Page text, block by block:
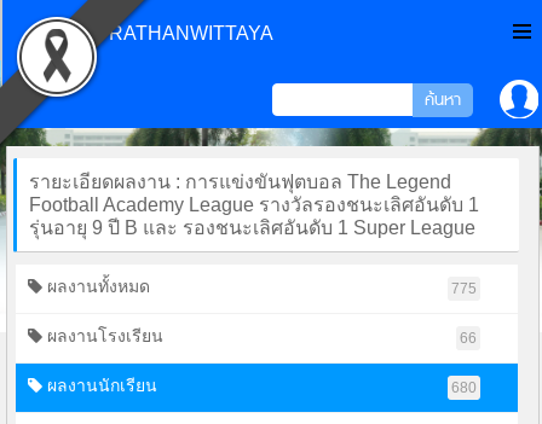
CHONPRATHANWITTAYA
รายะเอียดผลงาน : การแข่งขันฟุตบอล The Legend
Football Academy League รางวัลรองชนะเลิศอันดับ 1
รุ่นอายุ 9 ปี B และ รองชนะเลิศอันดับ 1 Super League
ผลงานทั้งหมด 775
ผลงานโรงเรียน 66
ผลงานนักเรียน 680